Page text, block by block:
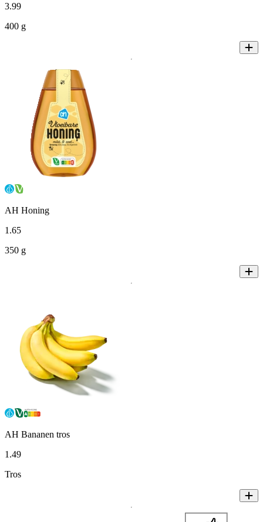
3.99
400 g
AH Honing
1 .65
350 g
AH Bananen tros
1 .49
Tros